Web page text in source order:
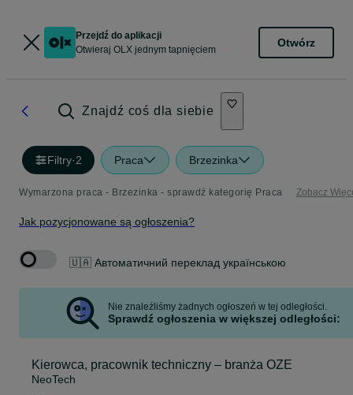
Przejdź do aplikacji
Otwieraj OLX jednym tapnięciem
Otwórz
Znajdź coś dla siebie
Filtry·2 Praca Brzezinka
Wymarzona praca - Brzezinka - sprawdź kategorię Praca Zobacz
Jak pozycjonowane są ogłoszenia?
🇺🇦 Автоматичний переклад українською
Nie znaleźliśmy żadnych ogłoszeń w tej odległości.
Sprawdź ogłoszenia w większej odległości:
Kierowca, pracownik techniczny – branża OZE
NeoTech